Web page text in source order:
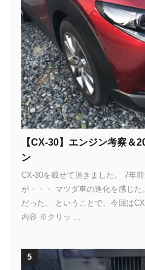
【CX-30】エンジン考察＆
ン
CX-30を載せて頂きました。 7年
が・・・ マツダ車の進化を感じ
だった。 ということで、今回は
内容 ※クリッ ...
5